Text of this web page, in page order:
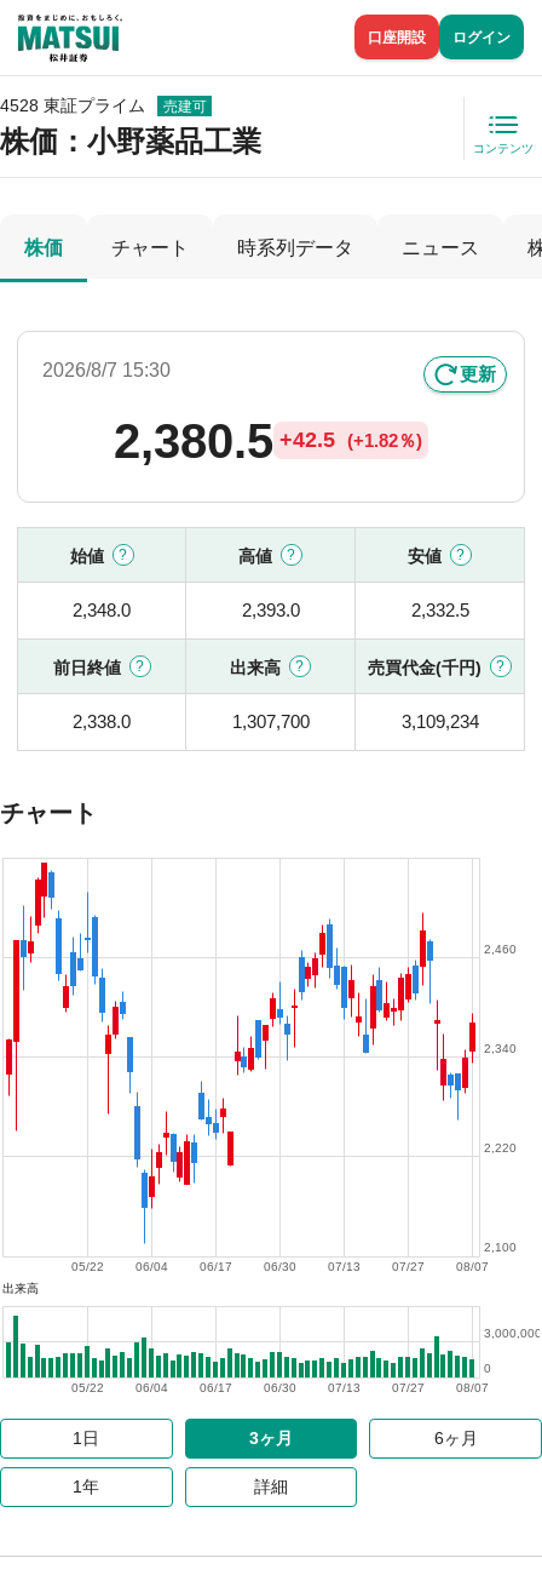
口座開設 ログイン
4528 東証プライム 売建可
株価 ：小野薬品工業 コンテンツ
株価 チャート 時系列データ ニュース
2026/8/7 15:30 更新
2,380.5 +42.5 (+1.82％)
始値 高値 安値
2,348.0 2,393.0 2,332.5
前日終値 出来高 売買代金(千円)
2,338.0 1,307,700 3,109,234
チャート
08/07
07/27
07/13
06/30
06/17
06/04
05/22
2,100
2,220
2,340
2,460
出来高
08/07
07/27
07/13
06/30
06/17
06/04
05/22
0
3,000,000
1日 3ヶ月 6ヶ月
1年 詳細